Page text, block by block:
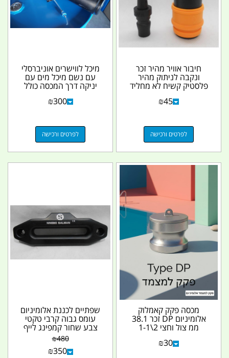
חיבור אוויר מהיר זכר
ונקבה לניתוק מהיר
פלסטיק קשיח לא מחליד
קמפינג לייף
₪45
לפרטים ורכישה
מיכל לווישרים אוניברסלי
עם נשם מיכל מים עם
יניקה דרך המכסה כולל
פילטר פנימי...
₪300
לפרטים ורכישה
מכסה פקק קאמלוק
אלומיניום DP זכר 38.1
ממ צול וחצי 2\1-1
₪30
שפתיים לכננת אלומיניום
עומס גבוה קרבי טקטי
צבע שחור קמפינג לייף
30.5X10.6X3 CM...
₪480
₪350